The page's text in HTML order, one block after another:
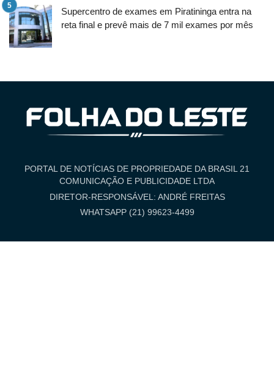
Supercentro de exames em Piratininga entra na
reta final e prevê mais de 7 mil exames por mês
PORTAL DE NOTÍCIAS DE PROPRIEDADE DA BRASIL 21
COMUNICAÇÃO E PUBLICIDADE LTDA
DIRETOR-RESPONSÁVEL: ANDRÉ FREITAS
WHATSAPP (21) 99623-4499